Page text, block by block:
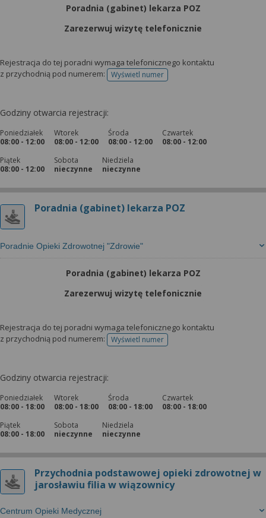
Poradnia (gabinet) lekarza POZ
Zarezerwuj wizytę telefonicznie
Rejestracja do tej poradni wymaga telefonicznego kontaktu
z przychodnią pod numerem:
Wyświetl numertelefonu do rejestracji
Godziny otwarcia rejestracji:
Poniedziałek
08:00 - 12:00
Wtorek
08:00 - 12:00
Środa
08:00 - 12:00
Czwartek
08:00 - 12:00
Piątek
08:00 - 12:00
Sobota
nieczynne
Niedziela
nieczynne
Poradnia (gabinet) lekarza POZ
Poradnie Opieki Zdrowotnej "Zdrowie"
Poradnia (gabinet) lekarza POZ
Zarezerwuj wizytę telefonicznie
Rejestracja do tej poradni wymaga telefonicznego kontaktu
z przychodnią pod numerem:
Wyświetl numertelefonu do rejestracji
Godziny otwarcia rejestracji:
Poniedziałek
08:00 - 18:00
Wtorek
08:00 - 18:00
Środa
08:00 - 18:00
Czwartek
08:00 - 18:00
Piątek
08:00 - 18:00
Sobota
nieczynne
Niedziela
nieczynne
Przychodnia podstawowej opieki zdrowotnej w
jarosławiu filia w wiązownicy
Centrum Opieki Medycznej
możesz też wycofać zgodę na przetwarzanie Twoich
danych tylko w niektórych celach. Jeżeli chcesz
konfigurację szczegółową, to możesz tego dokonać
za pomocą „Ustawień zaawansowanych”.
znajdziesz w Regulaminie Serwisu.